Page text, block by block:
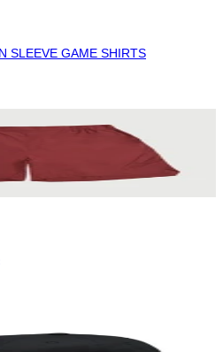
SLEEVE GAME SHIRTS